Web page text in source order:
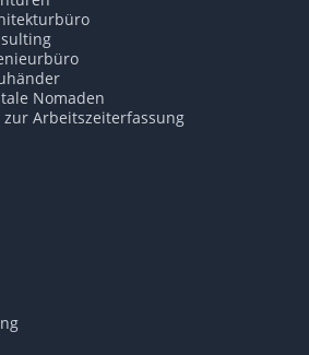
Nomaden
zur Arbeitszeiterfassung